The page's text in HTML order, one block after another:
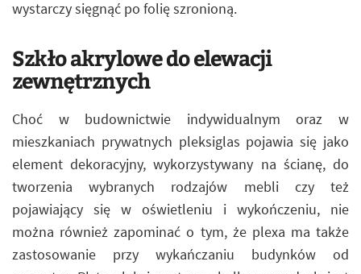
wystarczy sięgnąć po folię szronioną.
Szkło akrylowe do elewacji
zewnętrznych
Choć w budownictwie indywidualnym oraz w
mieszkaniach prywatnych pleksiglas pojawia się jako
element dekoracyjny, wykorzystywany na ścianę, do
tworzenia wybranych rodzajów mebli czy też
pojawiający się w oświetleniu i wykończeniu, nie
można również zapominać o tym, że plexa ma także
zastosowanie przy wykańczaniu budynków od